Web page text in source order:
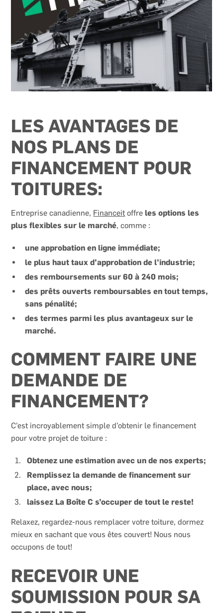
LES AVANTAGES DE
NOS PLANS DE
FINANCEMENT POUR
TOITURES:
Entreprise canadienne, Financeit offre les options les
plus flexibles sur le marché, comme :
une approbation en ligne immédiate;
le plus haut taux d’approbation de l’industrie;
des remboursements sur 60 à 240 mois;
des prêts ouverts remboursables en tout temps,
sans pénalité;
des termes parmi les plus avantageux sur le
marché.
COMMENT FAIRE UNE
DEMANDE DE
FINANCEMENT?
C’est incroyablement simple d’obtenir le financement
pour votre projet de toiture :
Obtenez une estimation avec un de nos experts;
Remplissez la demande de financement sur
place, avec nous;
laissez La Boîte C s’occuper de tout le reste!
Relaxez, regardez-nous remplacer votre toiture, dormez
mieux en sachant que vous êtes couvert! Nous nous
occupons de tout!
RECEVOIR UNE
SOUMISSION POUR SA